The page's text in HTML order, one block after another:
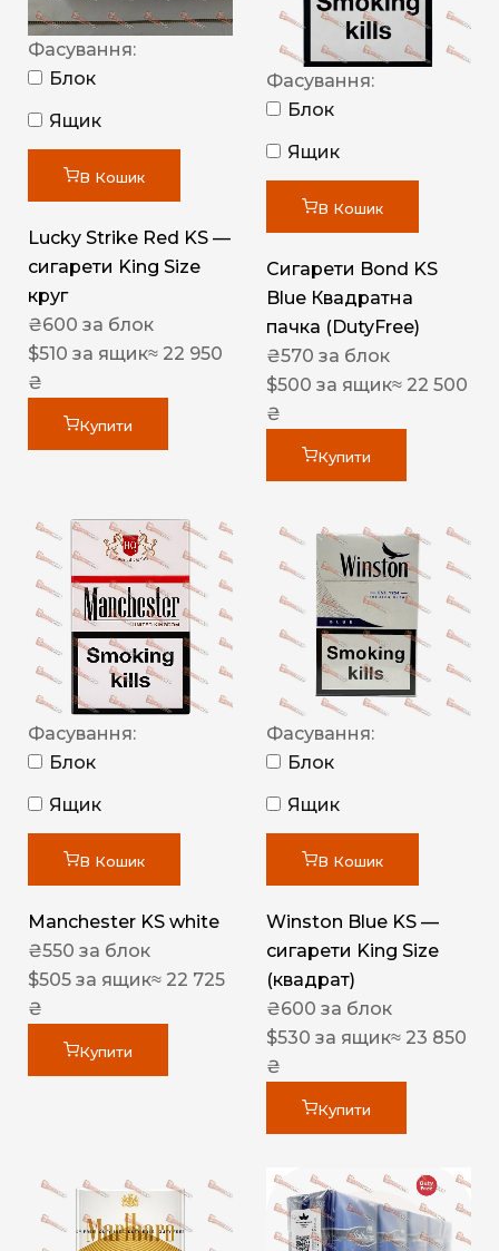
Фасування:
Блок
Ящик
В Кошик
Lucky Strike Red KS —
сигарети King Size
круг
₴600 за блок
$510 за ящик≈ 22 950
₴
Купити
Фасування:
Блок
Ящик
В Кошик
Сигарети Bond KS
Blue Квадратна
пачка (DutyFree)
₴570 за блок
$500 за ящик≈ 22 500
₴
Купити
Фасування:
Блок
Ящик
В Кошик
Manchester KS white
₴550 за блок
$505 за ящик≈ 22 725
₴
Купити
Фасування:
Блок
Ящик
В Кошик
Winston Blue KS —
сигарети King Size
(квадрат)
₴600 за блок
$530 за ящик≈ 23 850
₴
Купити